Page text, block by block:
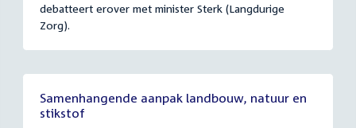
debatteert erover met minister Sterk (Langdurige
Zorg).
Samenhangende aanpak landbouw, natuur en
stikstof